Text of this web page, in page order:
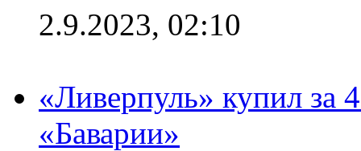
2.9.2023, 02:10
«Ливерпуль» купил за
«Баварии»